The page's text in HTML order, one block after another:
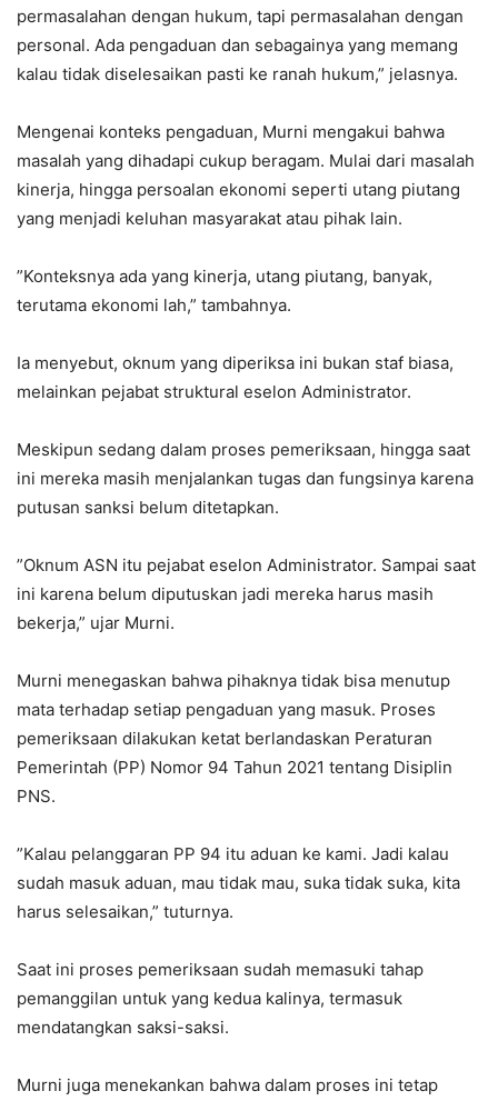
permasalahan dengan hukum, tapi permasalahan dengan
personal. Ada pengaduan dan sebagainya yang memang
kalau tidak diselesaikan pasti ke ranah hukum,” jelasnya.
‎Mengenai konteks pengaduan, Murni mengakui bahwa
masalah yang dihadapi cukup beragam. Mulai dari masalah
kinerja, hingga persoalan ekonomi seperti utang piutang
yang menjadi keluhan masyarakat atau pihak lain.
‎”Konteksnya ada yang kinerja, utang piutang, banyak,
terutama ekonomi lah,” tambahnya.
‎Ia menyebut, oknum yang diperiksa ini bukan staf biasa,
melainkan pejabat struktural eselon Administrator.
‎Meskipun sedang dalam proses pemeriksaan, hingga saat
ini mereka masih menjalankan tugas dan fungsinya karena
putusan sanksi belum ditetapkan.
‎”Oknum ASN itu pejabat eselon Administrator. Sampai saat
ini karena belum diputuskan jadi mereka harus masih
bekerja,” ujar Murni.
‎Murni menegaskan bahwa pihaknya tidak bisa menutup
mata terhadap setiap pengaduan yang masuk. Proses
pemeriksaan dilakukan ketat berlandaskan Peraturan
Pemerintah (PP) Nomor 94 Tahun 2021 tentang Disiplin
PNS.
‎”Kalau pelanggaran PP 94 itu aduan ke kami. Jadi kalau
sudah masuk aduan, mau tidak mau, suka tidak suka, kita
harus selesaikan,” tuturnya.
‎Saat ini proses pemeriksaan sudah memasuki tahap
pemanggilan untuk yang kedua kalinya, termasuk
mendatangkan saksi-saksi.
Murni juga menekankan bahwa dalam proses ini tetap